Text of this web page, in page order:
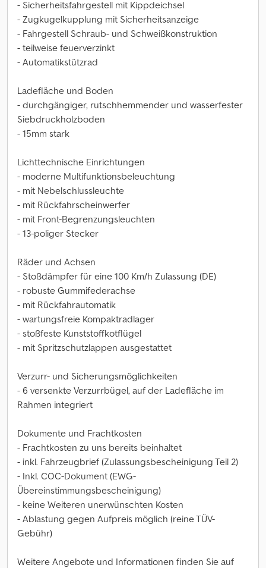
- Sicherheitsfahrgestell mit Kippdeichsel
- Zugkugelkupplung mit Sicherheitsanzeige
- Fahrgestell Schraub- und Schweißkonstruktion
- teilweise feuerverzinkt
- Automatikstützrad
Ladefläche und Boden
- durchgängiger, rutschhemmender und wasserfester
Siebdruckholzboden
- 15mm stark
Lichttechnische Einrichtungen
- moderne Multifunktionsbeleuchtung
- mit Nebelschlussleuchte
- mit Rückfahrscheinwerfer
- mit Front-Begrenzungsleuchten
- 13-poliger Stecker
Räder und Achsen
- Stoßdämpfer für eine 100 Km/h Zulassung (DE)
- robuste Gummifederachse
- mit Rückfahrautomatik
- wartungsfreie Kompaktradlager
- stoßfeste Kunststoffkotflügel
- mit Spritzschutzlappen ausgestattet
Verzurr- und Sicherungsmöglichkeiten
- 6 versenkte Verzurrbügel, auf der Ladefläche im
Rahmen integriert
Dokumente und Frachtkosten
- Frachtkosten zu uns bereits beinhaltet
- inkl. Fahrzeugbrief (Zulassungsbescheinigung Teil 2)
- Inkl. COC-Dokument (EWG-
Übereinstimmungsbescheinigung)
- keine Weiteren unerwünschten Kosten
- Ablastung gegen Aufpreis möglich (reine TÜV-
Gebühr)
Weitere Angebote und Informationen finden Sie auf